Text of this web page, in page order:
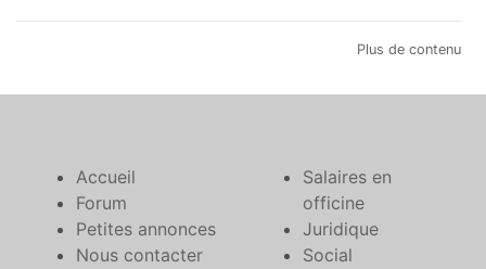
Plus de contenu
Accueil
Forum
Petites annonces
Nous contacter
Salaires en
officine
Juridique
Social